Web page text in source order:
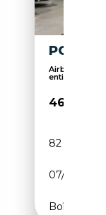
Airbag
entièrement...
46 995€
82 000 km
07/2015
Boîte